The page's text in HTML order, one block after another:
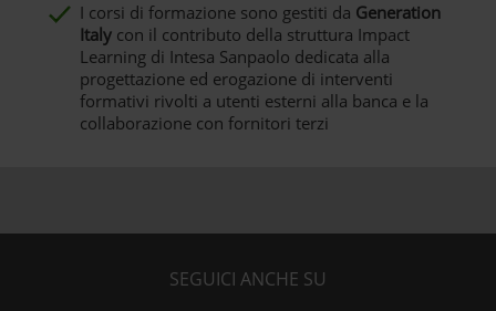
I corsi di formazione sono gestiti da Generation
Italy con il contributo della struttura Impact
Learning di Intesa Sanpaolo dedicata alla
progettazione ed erogazione di interventi
formativi rivolti a utenti esterni alla banca e la
collaborazione con fornitori terzi
SEGUICI ANCHE SU